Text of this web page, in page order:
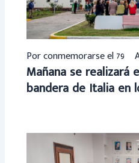
Por conmemorarse el 79º
Mañana se realizará
bandera de Italia en